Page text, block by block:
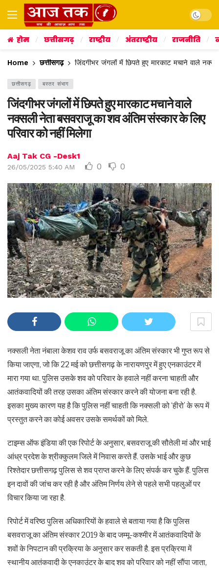
Dark
होम छत्तीसगढ़ राष्ट्रीय अंतराष्ट्रीय राजनीति
Home छत्तीसगढ़ जिंदगीभर जंगलों में छिपते हुए मारकाट मचाने वाले
छत्तीसगढ़ बस्तर संभाग
जिंदगीभर जंगलों में छिपते हुए मारकाट मचाने वाले
नक्सली नेता बसवराजू का शव अंतिम संस्कार के लिए
परिवार को नहीं मिलेगा
Aaj Tak CG -Desk1
26/05/2025 5:40 AM 0 0
नक्सली नेता नंबाला केशव राव उर्फ बसवराजू का अंतिम संस्कार भी गुप्त रूप से
किया जाएगा, जो कि 22 मई को छत्तीसगढ़ के नारायणपुर में हुए एनकाउंटर में
मारा गया था. पुलिस उसके शव को परिवार के हवाले नहीं करना चाहती और
आतंकवादियों की तरह उसका अंतिम संस्कार करने की योजना बना रही है.
इसका मुख्य कारण यह है कि पुलिस नहीं चाहती कि नक्सली को ‘हीरो’ के रूप में
प्रस्तुत करने का कोई अवसर उसके समर्थकों को मिले.
टाइम्स ऑफ इंडिया की एक रिपोर्ट के अनुसार, बसवराजू की सौतेली मां और भाई
आंध्र प्रदेश के श्रीक्कुलम जिले में निवास करते हैं. उसके भाई और कुछ
रिश्तेदार छत्तीसगढ़ पुलिस से शव प्राप्त करने के लिए संपर्क कर चुके हैं. पुलिस
इन दावों की जांच कर रही है और अंतिम निर्णय लेने से पहले सभी पहलुओं पर
विचार किया जा रहा है.
रिपोर्ट में वरिष्ठ पुलिस अधिकारियों के हवाले से बताया गया है कि पुलिस
बसवराजू का अंतिम संस्कार 2019 के बाद जम्मू-कश्मीर में आतंकवादियों के
शवों के निपटान की प्रक्रिया के अनुसार कर सकती है. इस प्रक्रिया में
स्थानीय आतंकवादी के एनकाउंटर के बाद शव को परिवार को नहीं सौंपा जाता,